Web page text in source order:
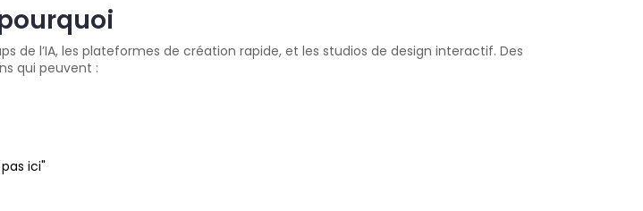
de l’IA, les plateformes de création rapide, et les studios de design interactif. Des
qui peuvent :
ici"